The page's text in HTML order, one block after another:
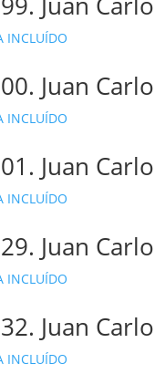
INCLUÍDO
Juan
INCLUÍDO
Juan
INCLUÍDO
Juan
INCLUÍDO
Juan
INCLUÍDO